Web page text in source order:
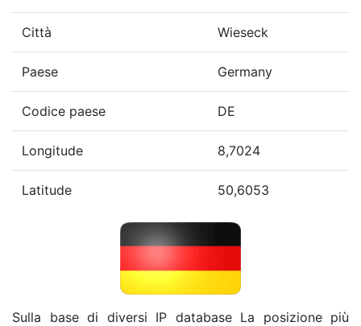
Città Wieseck
Paese Germany
Codice paese DE
Longitude 8,7024
Latitude 50,6053
Sulla base di diversi IP database La posizione più